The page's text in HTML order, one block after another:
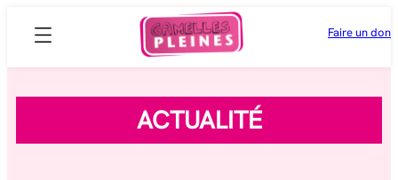
Faire un don
ACTUALITÉ